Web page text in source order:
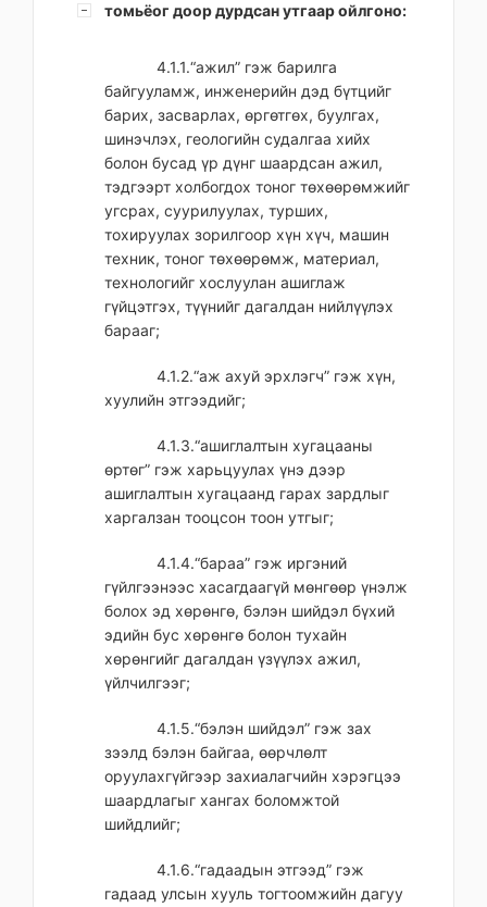
томьёог доор дурдсан утгаар ойлгоно:
4.1.1.“ажил” гэж барилга
байгууламж, инженерийн дэд бүтцийг
барих, засварлах, өргөтгөх, буулгах,
шинэчлэх, геологийн судалгаа хийх
болон бусад үр дүнг шаардсан ажил,
тэдгээрт холбогдох тоног төхөөрөмжийг
угсрах, суурилуулах, турших,
тохируулах зорилгоор хүн хүч, машин
техник, тоног төхөөрөмж, материал,
технологийг хослуулан ашиглаж
гүйцэтгэх, түүнийг дагалдан нийлүүлэх
барааг;
4.1.2.“аж ахуй эрхлэгч” гэж хүн,
хуулийн этгээдийг;
4.1.3.“ашиглалтын хугацааны
өртөг” гэж харьцуулах үнэ дээр
ашиглалтын хугацаанд гарах зардлыг
харгалзан тооцсон тоон утгыг;
4.1.4.“бараа” гэж иргэний
гүйлгээнээс хасагдаагүй мөнгөөр үнэлж
болох эд хөрөнгө, бэлэн шийдэл бүхий
эдийн бус хөрөнгө болон тухайн
хөрөнгийг дагалдан үзүүлэх ажил,
үйлчилгээг;
4.1.5.“бэлэн шийдэл” гэж зах
зээлд бэлэн байгаа, өөрчлөлт
оруулахгүйгээр захиалагчийн хэрэгцээ
шаардлагыг хангах боломжтой
шийдлийг;
4.1.6.“гадаадын этгээд” гэж
гадаад улсын хууль тогтоомжийн дагуу